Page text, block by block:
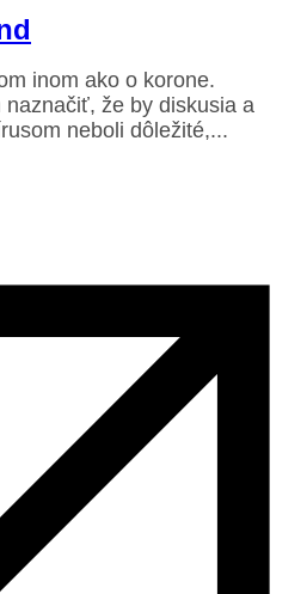
inom ako o korone.
že by diskusia a
neboli dôležité,...